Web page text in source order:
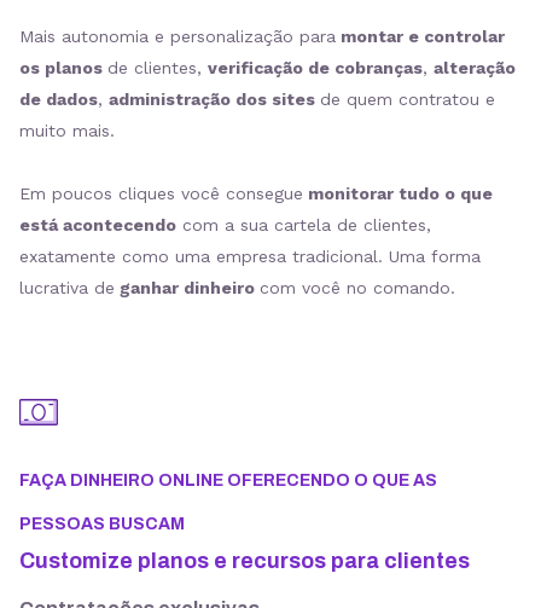
Mais autonomia e personalização para montar e controlar
os planos de clientes, verificação de cobranças, alteração
de dados, administração dos sites de quem contratou e
muito mais.
Em poucos cliques você consegue monitorar tudo o que
está acontecendo com a sua cartela de clientes,
exatamente como uma empresa tradicional. Uma forma
lucrativa de ganhar dinheiro com você no comando.
FAÇA DINHEIRO ONLINE OFERECENDO O QUE AS
PESSOAS BUSCAM
Customize planos e recursos para clientes